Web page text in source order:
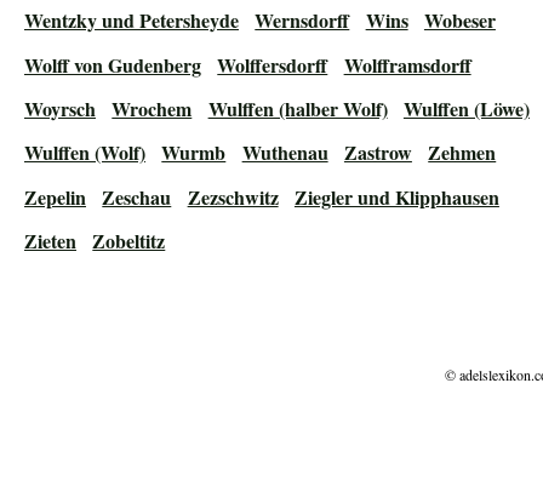
Wentzky und Petersheyde Wernsdorff Wins Wobeser
Wolff von Gudenberg Wolffersdorff Wolfframsdorff
Woyrsch Wrochem Wulffen (halber Wolf) Wulffen (Löwe)
Wulffen (Wolf) Wurmb Wuthenau Zastrow Zehmen
Zepelin Zeschau Zezschwitz Ziegler und Klipphausen
Zieten Zobeltitz
©